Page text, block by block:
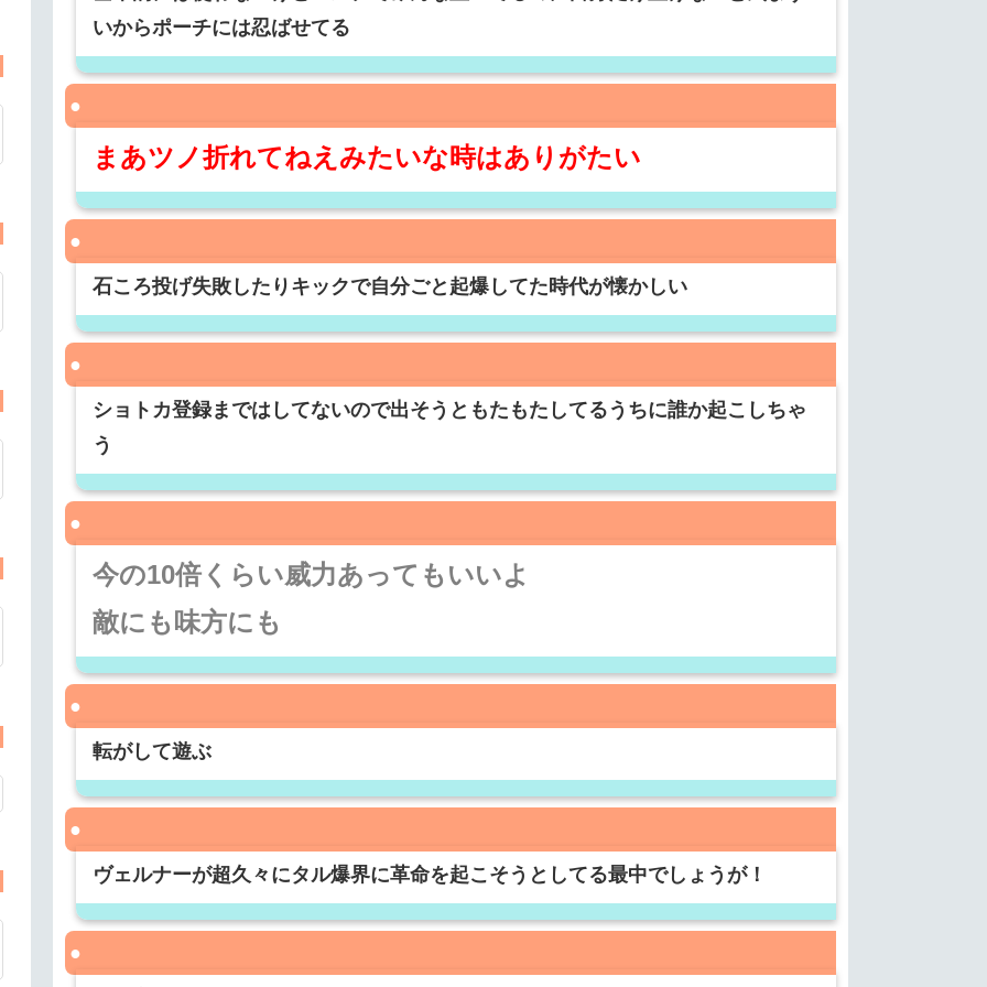
いからポーチには忍ばせてる
まあツノ折れてねえみたいな時はありがたい
石ころ投げ失敗したりキックで自分ごと起爆してた時代が懐かしい
ショトカ登録まではしてないので出そうともたもたしてるうちに誰か起こしちゃ
う
今の10倍くらい威力あってもいいよ
敵にも味方にも
転がして遊ぶ
ヴェルナーが超久々にタル爆界に革命を起こそうとしてる最中でしょうが！